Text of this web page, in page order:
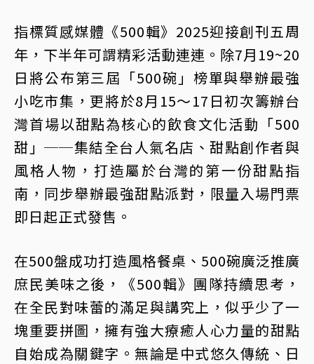
指標質感媒體《500輯》2025迎接創刊五周
年，下半年可謂精彩活動連連。除7月19~20
日將公布第三屆「500碗」榜單與舉辦最強
小吃市集，更將於8月15～17日初次籌辦台
灣首場以甜點為核心的飲食文化活動「500
甜」──集結全台人氣名店、甜點創作者與
風格人物，打造屬於台灣的第一份甜點指
南，同步舉辦最強甜點派對，限量入場門票
即日起正式發售。
在500盤成功打造風格餐桌、500碗廣泛推廣
庶民美味之後，《500輯》團隊持續思考，
在全民對味蕾的滿足與講究上，似乎少了一
塊重要拼圖，擁有強大療癒人心力量的甜點
自始成為關鍵字。無論是中式悠久傳統、日